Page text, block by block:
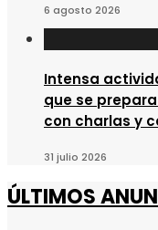
6 agosto 2026
Intensa
que se
con charlas y
31 julio 2026
ÚLTIMOS